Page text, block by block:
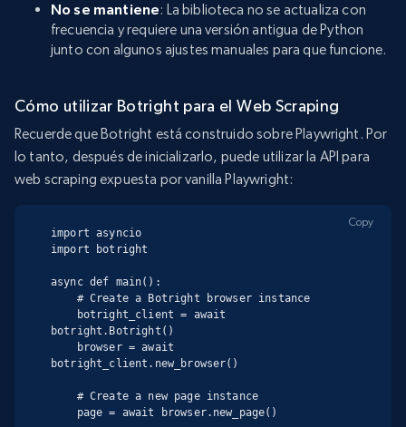
No se mantiene: La biblioteca no se actualiza con
frecuencia y requiere una versión antigua de Python
junto con algunos ajustes manuales para que funcione.
Cómo utilizar Botright para el Web Scraping
Recuerde que Botright está construido sobre Playwright. Por
lo tanto, después de inicializarlo, puede utilizar la API para
web scraping expuesta por vanilla Playwright:
import asyncio
import botright
async def main():
botright.Botright()
botright_client.new_browser()
Copy